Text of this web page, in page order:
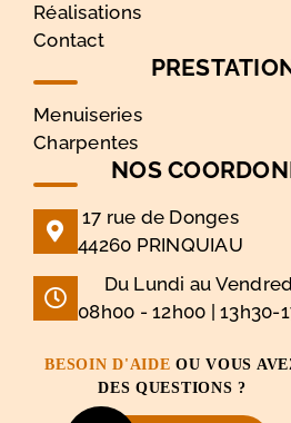
Réalisations
Contact
Menuiseries
Charpentes
NOS
17 rue de Donges
44260 PRINQUIAU
Du Lundi au
08h00 - 12h00 | 13h30-
BESOIN D'AIDE OU VOUS
DES QUESTIONS ?